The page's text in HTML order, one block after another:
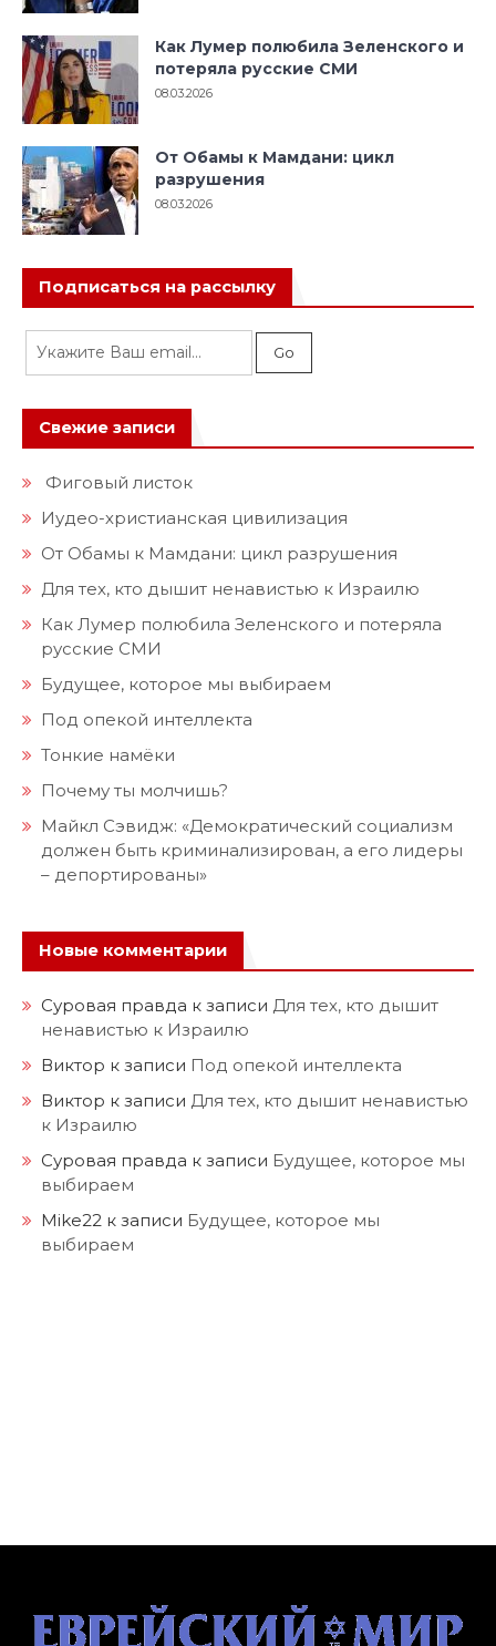
Как Лумер полюбила Зеленского и
потеряла русские СМИ
08.03.2026
От Обамы к Мамдани: цикл
разрушения
08.03.2026
Подписаться на рассылку
Свежие записи
Фиговый листок
Иудео-христианская цивилизация
От Обамы к Мамдани: цикл разрушения
Для тех, кто дышит ненавистью к Израилю
Как Лумер полюбила Зеленского и потеряла
русские СМИ
Будущее, которое мы выбираем
Под опекой интеллекта
Тонкие намёки
Почему ты молчишь?
Майкл Сэвидж: «Демократический социализм
должен быть криминализирован, а его лидеры
– депортированы»
Новые комментарии
Суровая правда к записи Для тех, кто дышит
ненавистью к Израилю
Виктор к записи Под опекой интеллекта
Виктор к записи Для тех, кто дышит ненавистью
к Израилю
Суровая правда к записи Будущее, которое мы
выбираем
Mike22 к записи Будущее, которое мы
выбираем